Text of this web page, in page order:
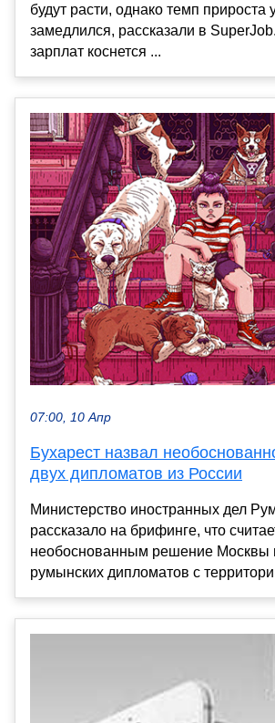
будут расти, однако темп прироста
замедлился, рассказали в
зарплат коснется ...
07:00, 10 Апр
Бухарест назвал
двух дипломатов из России
Министерство иностранных дел
рассказало на брифинге, что
необоснованным решение Москвы
румынских дипломатов с